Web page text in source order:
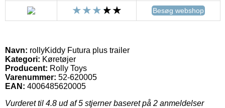
Besøg webshop
Navn: rollyKiddy Futura plus trailer
Kategori: Køretøjer
Producent: Rolly Toys
Varenummer: 52-620005
EAN: 4006485620005
Vurderet til 4.8 ud af 5 stjerner baseret på 2 anmeldelser